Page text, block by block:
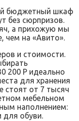
бюджетный шкаф
без сюрпризов.
а прихожую мы
чем на «Авито».
и стоимости.
200 Р идеально
для хранения
стоят от 7 тысяч
мебельном
наполнением:
для обуви.